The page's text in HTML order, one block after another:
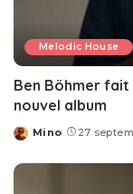
Melodic House
Ben Böhmer fait
nouvel album
Posted
Mino 27